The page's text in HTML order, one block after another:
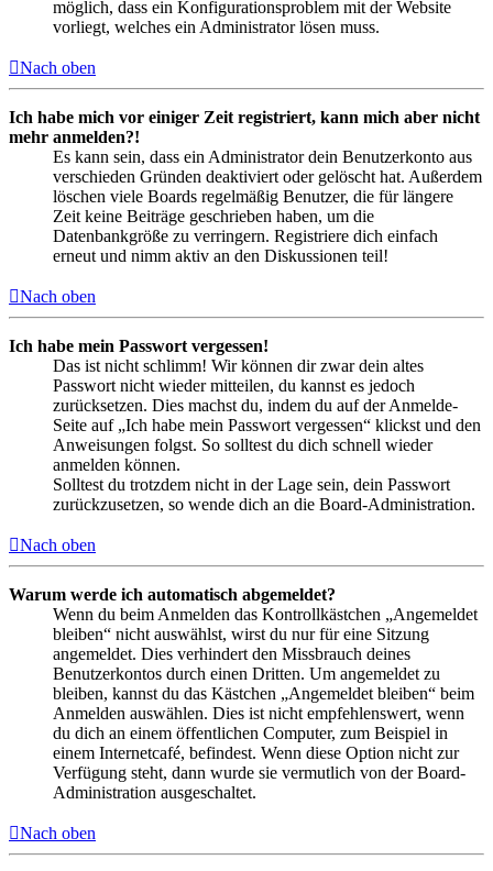
möglich, dass ein Konfigurationsproblem mit der Website
vorliegt, welches ein Administrator lösen muss.
Nach oben
Ich habe mich vor einiger Zeit registriert, kann mich aber nicht
mehr anmelden?!
Es kann sein, dass ein Administrator dein Benutzerkonto aus
verschieden Gründen deaktiviert oder gelöscht hat. Außerdem
löschen viele Boards regelmäßig Benutzer, die für längere
Zeit keine Beiträge geschrieben haben, um die
Datenbankgröße zu verringern. Registriere dich einfach
erneut und nimm aktiv an den Diskussionen teil!
Nach oben
Ich habe mein Passwort vergessen!
Das ist nicht schlimm! Wir können dir zwar dein altes
Passwort nicht wieder mitteilen, du kannst es jedoch
zurücksetzen. Dies machst du, indem du auf der Anmelde-
Seite auf „Ich habe mein Passwort vergessen“ klickst und den
Anweisungen folgst. So solltest du dich schnell wieder
anmelden können.
Solltest du trotzdem nicht in der Lage sein, dein Passwort
zurückzusetzen, so wende dich an die Board-Administration.
Nach oben
Warum werde ich automatisch abgemeldet?
Wenn du beim Anmelden das Kontrollkästchen „Angemeldet
bleiben“ nicht auswählst, wirst du nur für eine Sitzung
angemeldet. Dies verhindert den Missbrauch deines
Benutzerkontos durch einen Dritten. Um angemeldet zu
bleiben, kannst du das Kästchen „Angemeldet bleiben“ beim
Anmelden auswählen. Dies ist nicht empfehlenswert, wenn
du dich an einem öffentlichen Computer, zum Beispiel in
einem Internetcafé, befindest. Wenn diese Option nicht zur
Verfügung steht, dann wurde sie vermutlich von der Board-
Administration ausgeschaltet.
Nach oben